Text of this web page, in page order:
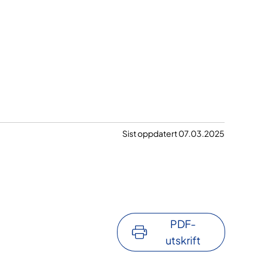
Sist oppdatert 07.03.2025
PDF-
utskrift